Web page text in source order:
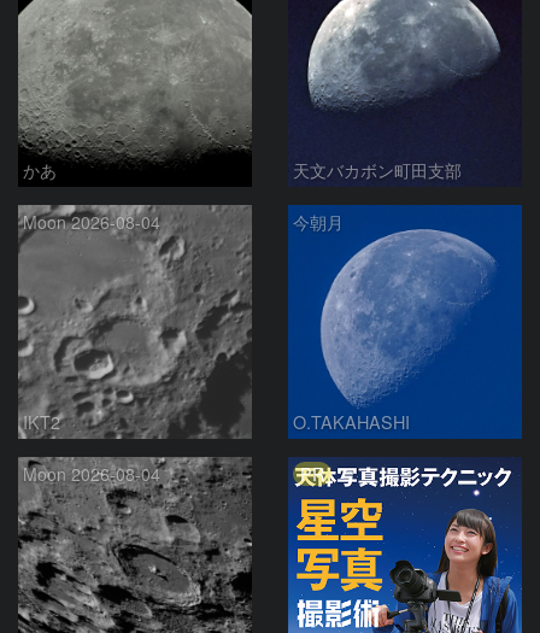
かあ 天文バカボン町田支部
Moon 2026-08-04
IKT2
今朝月
O.TAKAHASHI
Moon 2026-08-04 PR